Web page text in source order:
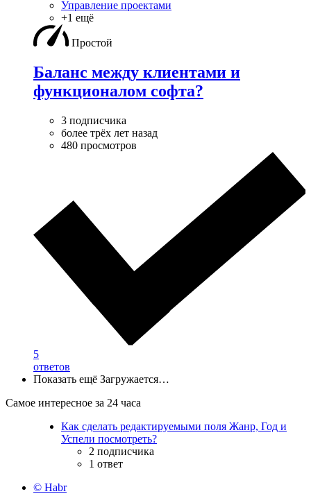
Управление проектами
+1 ещё
Простой
Баланс между клиентами и
функционалом софта?
3 подписчика
более трёх лет назад
480 просмотров
5
ответов
Показать ещё Загружается…
Самое интересное за 24 часа
Как сделать редактируемыми поля Жанр, Год и
Успели посмотреть?
2 подписчика
1 ответ
© Habr